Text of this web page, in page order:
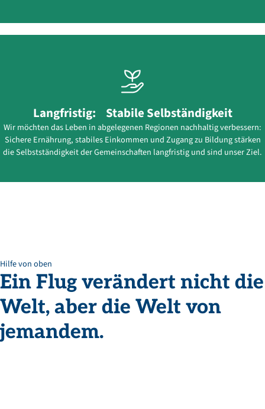
Langfristig: Stabile Selbständigkeit
Wir möchten das Leben in abgelegenen Regionen nachhaltig verbessern:
Sichere Ernährung, stabiles Einkommen und Zugang zu Bildung stärken
die Selbstständigkeit der Gemeinschaften langfristig und sind unser Ziel.
Hilfe von oben
Ein Flug verändert nicht die
Welt, aber die Welt von
jemandem.